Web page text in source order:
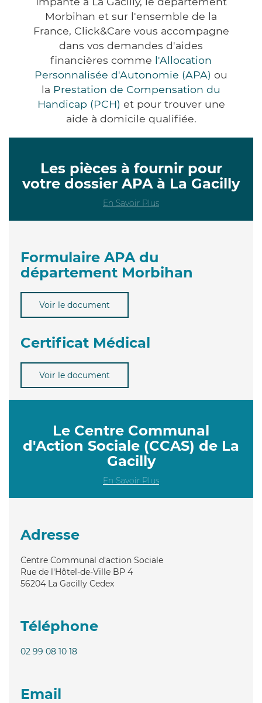
Morbihan et sur l'ensemble de la
France, Click&Care vous accompagne
dans vos demandes d'aides
financières comme l'Allocation
Personnalisée d'Autonomie (APA) ou
la Prestation de Compensation du
Handicap (PCH) et pour trouver une
aide à domicile qualifiée.
Les pièces à fournir pour
votre dossier APA à La Gacilly
En Savoir Plus
Formulaire APA du
département Morbihan
Voir le document
Certificat Médical
Voir le document
Le Centre Communal
d'Action Sociale (CCAS) de La
Gacilly
En Savoir Plus
Adresse
Centre Communal d'action Sociale
Rue de l'Hôtel-de-Ville BP 4
56204 La Gacilly Cedex
Téléphone
02 99 08 10 18
Email